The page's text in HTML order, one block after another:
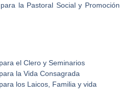
la Pastoral Social y Promoción
el Clero y Seminarios
la Vida Consagrada
los Laicos, Familia y vida